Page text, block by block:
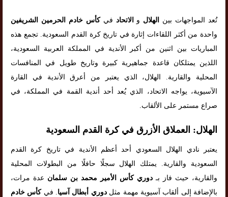
تُعد المواجهات بين الهلال و الاتحاد فيكأس خادم الحرمين الشريفين
واحدة من أكثر اللقاءات إثارة في تاريخ كرة القدم السعودية. تجمع هذه
المباريات بين اثنين من أكبر الأندية في المملكة العربية السعودية،
اللذين يمتلكان قاعدة جماهيرية كبيرة وتاريخ طويل في المنافسات
المحلية والقارية. الهلال، الذي يعتبر من أعرق الأندية في القارة
الآسيوية، يواجه الاتحاد، الذي يُعد أحد أندية القمة في المملكة، في
صراع مستمر على الألقاب.
الهلال: العملاق الأزرق في كرة القدم السعودية
يعتبر نادي الهلال السعودي أحد أعظم الأندية في تاريخ كرة القدم
السعودية والقارية. يمتلك الهلال سجلًا حافلًا من البطولات المحلية
والقارية، حيث فاز بـ دوري كأس الأمير محمد بن سلمان عدة مرات،
بالإضافة إلى ألقاب آسيوية مهمة مثلدوري أبطال آسيا. فيكأس خادم